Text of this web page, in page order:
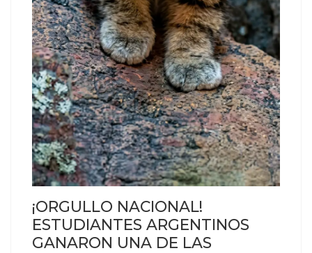
¡ORGULLO NACIONAL!
ESTUDIANTES ARGENTINOS
GANARON UNA DE LAS